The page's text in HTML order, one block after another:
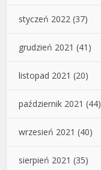
styczeń 2022 (37)
grudzień 2021 (41)
listopad 2021 (20)
październik 2021 (44)
wrzesień 2021 (40)
sierpień 2021 (35)